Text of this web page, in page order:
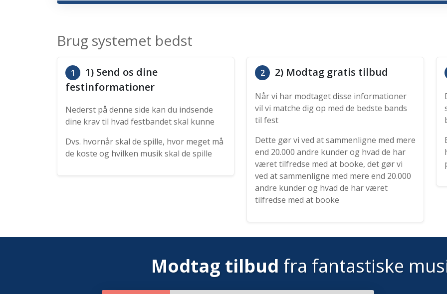
Brug systemet bedst
1
1) Send os dine
festinformationer
Nederst på denne side kan du indsende
dine krav til hvad festbandet skal kunne
Dvs. hvornår skal de spille, hvor meget må
de koste og hvilken musik skal de spille
2 2) Modtag gratis tilbud
Når vi har modtaget disse informationer
vil vi matche dig op med de bedste bands
til fest
Dette gør vi ved at sammenligne med mere
end 20.000 andre kunder og hvad de har
været tilfredse med at booke, det gør vi
ved at sammenligne med mere end 20.000
andre kunder og hvad de har været
tilfredse med at booke
Modtag tilbud fra fantastiske